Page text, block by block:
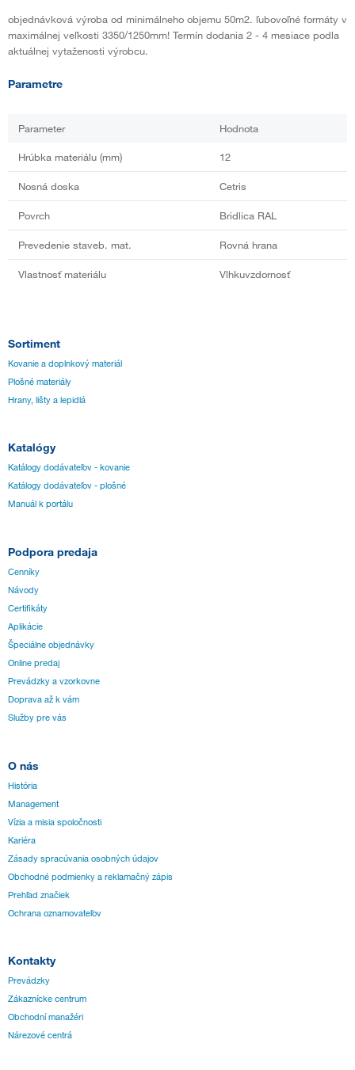
objednávková výroba od minimálneho objemu 50m2. ľubovoľné formáty v
maximálnej veľkosti 3350/1250mm! Termín dodania 2 - 4 mesiace podla
aktuálnej vytaženosti výrobcu.
Parametre
Parameter Hodnota
Hrúbka materiálu (mm) 12
Nosná doska Cetris
Povrch Bridlica RAL
Prevedenie staveb. mat. Rovná hrana
Vlastnosť materiálu Vlhkuvzdornosť
Sortiment
Kovanie a doplnkový materiál
Plošné materiály
Hrany, lišty a lepidlá
Katalógy
Katálogy dodávateľov - kovanie
Katálogy dodávateľov - plošné
Manuál k portálu
Podpora predaja
Cenníky
Návody
Certifikáty
Aplikácie
Špeciálne objednávky
Online predaj
Prevádzky a vzorkovne
Doprava až k vám
Služby pre vás
O nás
História
Management
Vízia a misia spoločnosti
Kariéra
Zásady spracúvania osobných údajov
Obchodné podmienky a reklamačný zápis
Prehľad značiek
Ochrana oznamovateľov
Kontakty
Prevádzky
Zákaznícke centrum
Obchodní manažéri
Nárezové centrá